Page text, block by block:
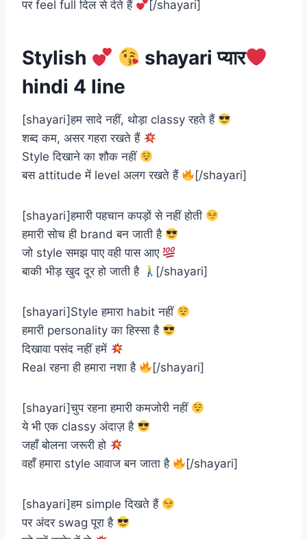
पर feel full दिल से देते हैं [/shayari]
Stylish
shayari प्यार
hindi 4 line
[shayari]हम सादे नहीं, थोड़ा classy रहते हैं
शब्द कम, असर गहरा रखते हैं
Style दिखाने का शौक नहीं
बस attitude में level अलग रखते हैं
[/shayari]
[shayari]हमारी पहचान कपड़ों से नहीं होती
हमारी सोच ही brand बन जाती है
जो style समझ पाए वही पास आए
बाकी भीड़ खुद दूर हो जाती है
[/shayari]
[shayari]Style हमारा habit नहीं
हमारी personality का हिस्सा है
दिखावा पसंद नहीं हमें
Real रहना ही हमारा नशा है
[/shayari]
[shayari]चुप रहना हमारी कमजोरी नहीं
ये भी एक classy अंदाज़ है
जहाँ बोलना जरूरी हो
वहाँ हमारा style आवाज बन जाता है
[/shayari]
[shayari]हम simple दिखते हैं
पर अंदर swag पूरा है